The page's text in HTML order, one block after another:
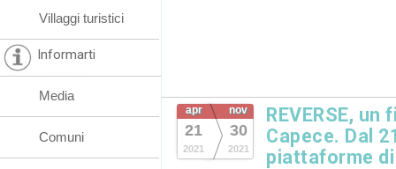
apr
21
2021
nov
30
2021
REVERSE,
Capece. Dal
piattaforme
Villaggi turistici
Informarti
Media
Comuni